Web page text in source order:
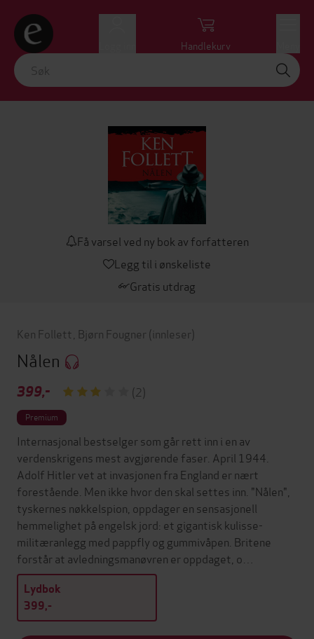
Handlekurv
Få varsel ved ny bok av forfatteren
Legg til i ønskeliste
Gratis utdrag
Ken Follett Bjørn Fougner (innleser)
Nålen
399,- (2)
Premium
Internasjonal bestselger som går rett inn i en av
verdenskrigens mest avgjørende faser. April 1944.
Adolf Hitler vet at invasjonen fra England er nært
forestående. Men ikke hvor den skal settes inn. "Nålen",
tyskernes nøkkelspion, oppdager en sensasjonell
hemmelighet på engelsk jord: et gigantisk kulisse-
militæranlegg med pappfly og gummivåpen. Britene
forstår at avledningsmanøvren er oppdaget, o…
Lydbok
399,-